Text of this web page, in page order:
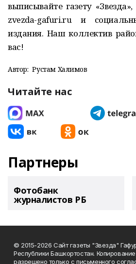
выписывайте газету
zvezda-gafuri.ru и
издания. Наш коллектив
вас!
Автор: Рустам Халимов
Читайте нас
Партнеры
Фотобанк
журналистов РБ
© 2015-2026 Сайт газеты "Звезда"
Республики Башкортостан.
разрешено только с письменного